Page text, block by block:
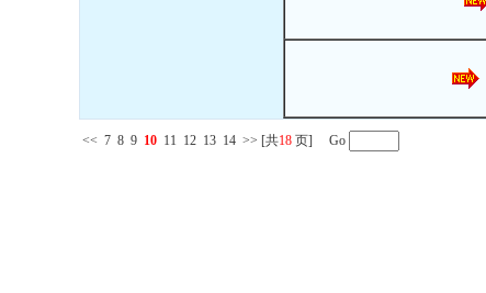
<< 7 8 9 10 11 12 13 14 >> [共18 页] Go